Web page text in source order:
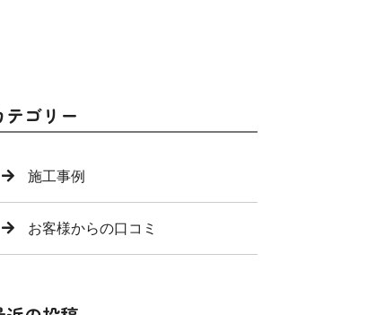
テゴリー
施工事例
お客様からの口コミ